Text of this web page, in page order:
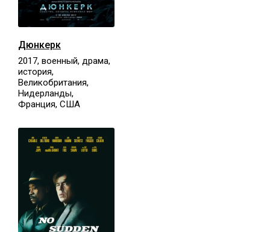
Дюнкерк
2017, военный, драма,
история,
Великобритания,
Нидерланды,
Франция, США